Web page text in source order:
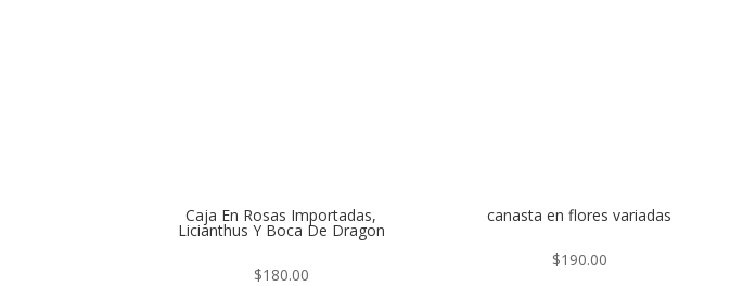
Caja En Rosas Importadas,
Licianthus Y Boca De Dragon
$180.00
canasta en flores variadas
$190.00